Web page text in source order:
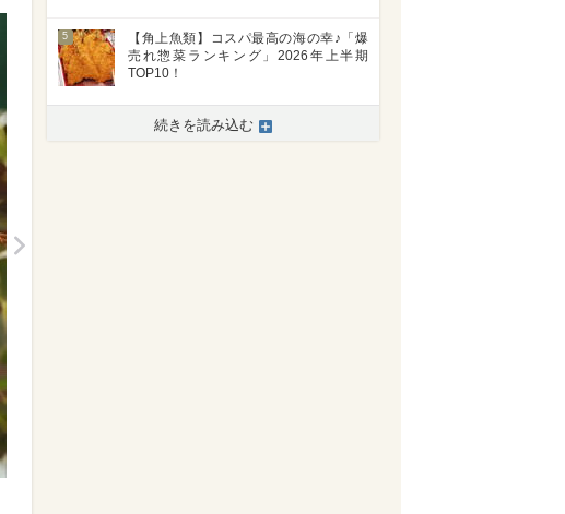
5
【角上魚類】コスパ最高の海の幸♪「爆
売れ惣菜ランキング」2026年上半期
TOP10！
続きを読み込む